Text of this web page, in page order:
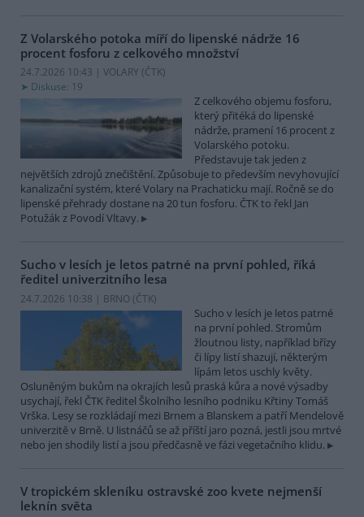
Z Volarského potoka míří do lipenské nádrže 16
procent fosforu z celkového množství
24.7.2026 10:43 | VOLARY (ČTK)
Diskuse: 19
Z celkového objemu fosforu,
který přitéká do lipenské
nádrže, pramení 16 procent z
Volarského potoku.
Představuje tak jeden z
největších zdrojů znečištění. Způsobuje to především nevyhovující
kanalizační systém, které Volary na Prachaticku mají. Ročně se do
lipenské přehrady dostane na 20 tun fosforu. ČTK to řekl Jan
Potužák z Povodí Vltavy.
Sucho v lesích je letos patrné na první pohled, říká
ředitel univerzitního lesa
24.7.2026 10:38 | BRNO (ČTK)
Sucho v lesích je letos patrné
na první pohled. Stromům
žloutnou listy, například břízy
či lípy listí shazují, některým
lípám letos uschly květy.
Osluněným bukům na okrajích lesů praská kůra a nové výsadby
usychají, řekl ČTK ředitel Školního lesního podniku Křtiny Tomáš
Vrška. Lesy se rozkládají mezi Brnem a Blanskem a patří Mendelově
univerzitě v Brně. U listnáčů se až příští jaro pozná, jestli jsou mrtvé
nebo jen shodily listí a jsou předčasně ve fázi vegetačního klidu.
V tropickém skleníku ostravské zoo kvete nejmenší
leknín světa